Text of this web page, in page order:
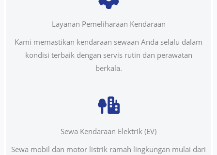
Layanan Pemeliharaan Kendaraan
Kami memastikan kendaraan sewaan Anda selalu dalam
kondisi terbaik dengan servis rutin dan perawatan
berkala.
Sewa Kendaraan Elektrik (EV)
Sewa mobil dan motor listrik ramah lingkungan mulai dari